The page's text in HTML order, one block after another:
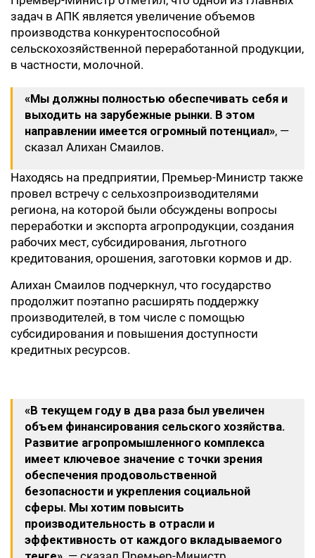
задач в АПК является увеличение объемов
производства конкурентоспособной
сельскохозяйственной переработанной продукции,
в частности, молочной.
«Мы должны полностью обеспечивать себя и
выходить на зарубежные рынки. В этом
направлении имеется огромный потенциал», —
сказал Алихан Смаилов.
Находясь на предприятии, Премьер-Министр также
провел встречу с сельхозпроизводителями
региона, на которой были обсуждены вопросы
переработки и экспорта агропродукции, создания
рабочих мест, субсидирования, льготного
кредитования, орошения, заготовки кормов и др.
Алихан Смаилов подчеркнул, что государство
продолжит поэтапно расширять поддержку
производителей, в том числе с помощью
субсидирования и повышения доступности
кредитных ресурсов.
«В текущем году в два раза был увеличен
объем финансирования сельского хозяйства.
Развитие агропромышленного комплекса
имеет ключевое значение с точки зрения
обеспечения продовольственной
безопасности и укрепления социальной
сферы. Мы хотим повысить
производительность в отрасли и
эффективность от каждого вкладываемого